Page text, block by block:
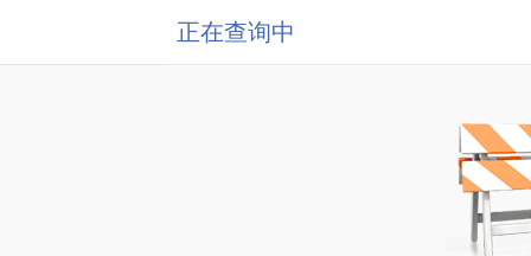
正在查询中